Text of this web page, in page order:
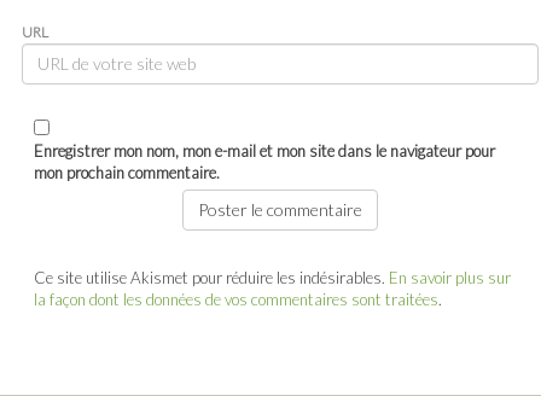
URL
Enregistrer mon nom, mon e-mail et mon site dans le navigateur pour
mon prochain commentaire.
Ce site utilise Akismet pour réduire les indésirables. En savoir plus sur
la façon dont les données de vos commentaires sont traitées.